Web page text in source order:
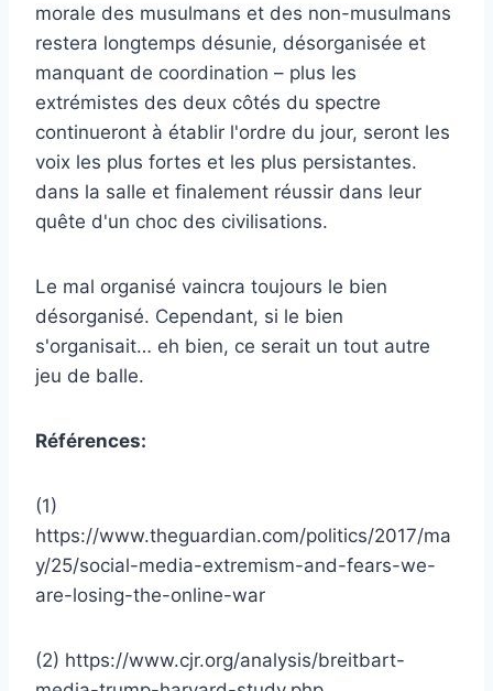
morale des musulmans et des non-musulmans
restera longtemps désunie, désorganisée et
manquant de coordination – plus les
extrémistes des deux côtés du spectre
continueront à établir l'ordre du jour, seront les
voix les plus fortes et les plus persistantes.
dans la salle et finalement réussir dans leur
quête d'un choc des civilisations.
Le mal organisé vaincra toujours le bien
désorganisé. Cependant, si le bien
s'organisait… eh bien, ce serait un tout autre
jeu de balle.
Références:
(1)
https://www.theguardian.com/politics/2017/ma
y/25/social-media-extremism-and-fears-we-
are-losing-the-online-war
(2) https://www.cjr.org/analysis/breitbart-